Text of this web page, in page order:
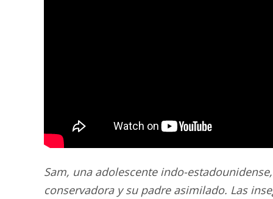
Sam, una adolescente indo-
conservadora y su padre asimilado. Las